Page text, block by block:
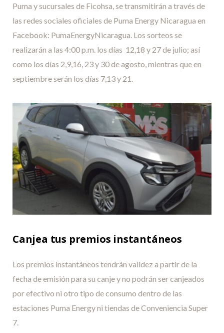
Puma y sucursales de Ficohsa, se transmitirán a través de
las redes sociales oficiales de Puma Energy Nicaragua en
Facebook: PumaEnergyNicaragua. Los sorteos se
realizarán a las 4:00 p.m. los días 12,18 y 27 de julio; así
como los días 2,9,16, 23 y 30 de agosto, mientras que en
septiembre serán los días 7,13 y 21.
Canjea tus premios instantáneos
Los premios instantáneos tendrán validez a partir de la
fecha de emisión para su canje y no podrán ser canjeados
por efectivo ni otro tipo de consumo dentro de las
estaciones Puma Energy ni tiendas de Conveniencia Super
7.